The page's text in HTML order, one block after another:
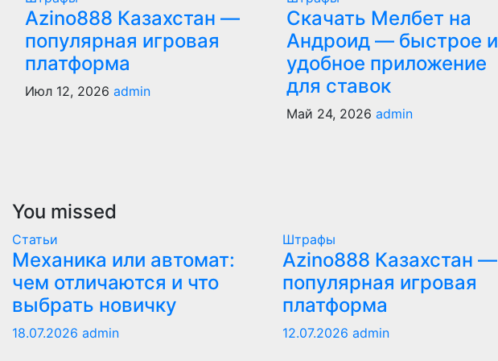
Azino888 Казахстан —
популярная игровая
платформа
Июл 12, 2026 admin
Скачать Мелбет на
Андроид — быстрое и
удобное приложение
для ставок
Май 24, 2026admin
You missed
Статьи
Механика или автомат:
чем отличаются и что
выбрать новичку
18.07.2026 admin
Штрафы
Azino888 Казахстан —
популярная игровая
платформа
12.07.2026 admin